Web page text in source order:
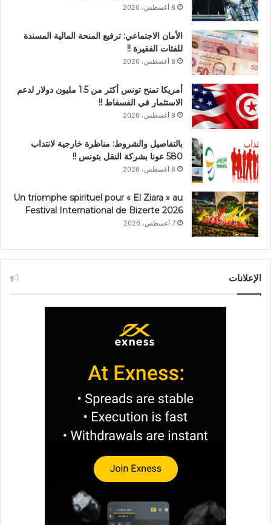
8 أغسطس، 2026
الأمان الاجتماعي: ترفيع المنحة المالية المسندة
للفئات الفقيرة !!
8 أغسطس، 2026
أمريكا تمنح تونس أكثر من 1.5 مليون دولار لدعم
الاستثمار في الفسفاط !!
8 أغسطس، 2026
بالتفاصيل والشروط: مناظرة خارجية لانتداب
580 عونا بشركة النقل بتونس !!
8 أغسطس، 2026
Un triomphe spirituel pour « El Ziara » au
Festival International de Bizerte 2026
7 أغسطس، 2026
الإعلانات